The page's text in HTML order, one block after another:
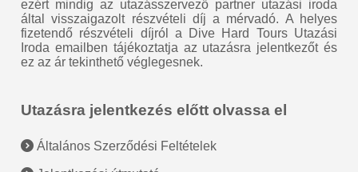
ezért mindig az utazásszervező partner utazási iroda
által visszaigazolt részvételi díj a mérvadó. A helyes
fizetendő részvételi díjról a Dive Hard Tours Utazási
Iroda emailben tájékoztatja az utazásra jelentkezőt és
ez az ár tekinthető véglegesnek.
Utazásra jelentkezés előtt olvassa el
Általános Szerződési Feltételek